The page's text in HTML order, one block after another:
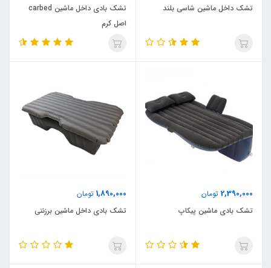
تشک داخل ماشین شاسی بلند
تشک بادی داخل ماشین carbed
اصل کرم
2,390,000 تومان
تشک بادی ماشین پیکاپ
1,890,000 تومان
تشک بادی داخل ماشین برزنتی